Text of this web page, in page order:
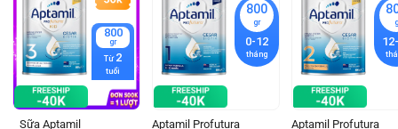
800
gr
Từ 2
tuổi
Sữa Aptamil
800
gr
0-12
tháng
Aptamil Profutura
g
Aptamil Profutura